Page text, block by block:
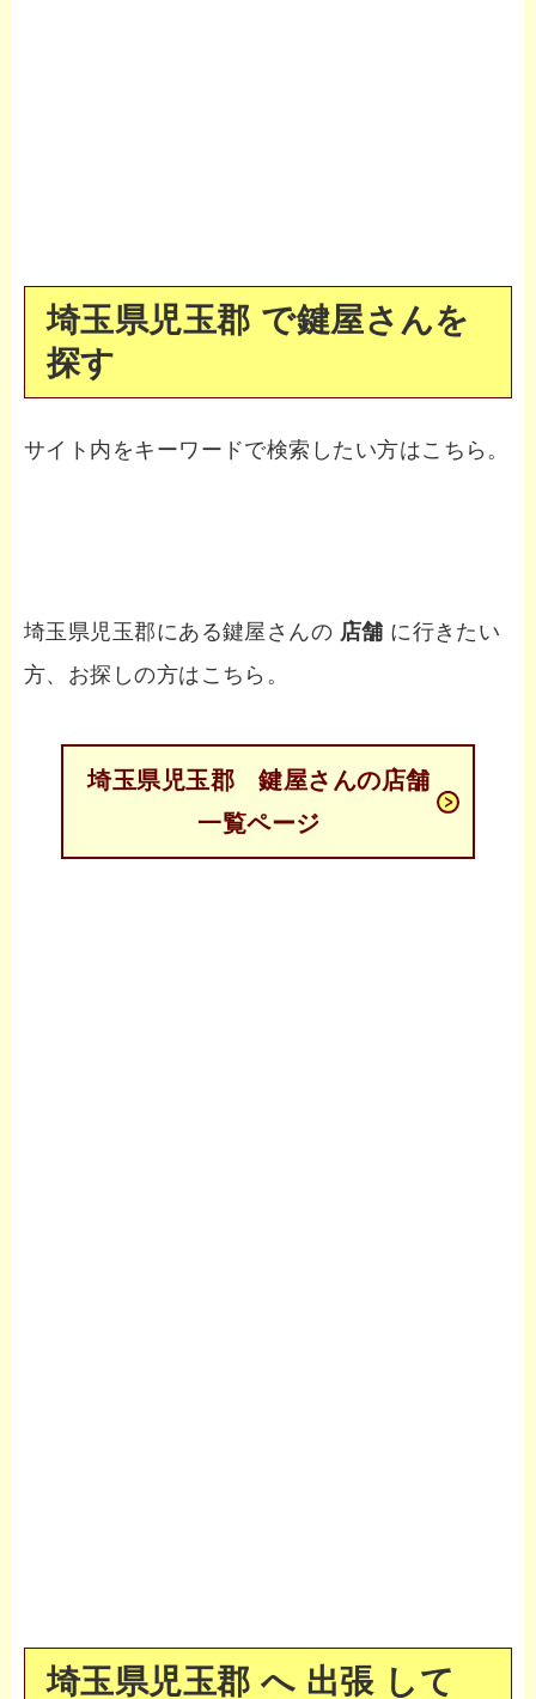
埼玉県児玉郡 で鍵屋さんを
探す
サイト内をキーワードで検索したい方はこちら。
埼玉県児玉郡にある鍵屋さんの 店舗 に行きたい
方、お探しの方はこちら。
埼玉県児玉郡 鍵屋さんの店舗
一覧ページ
埼玉県児玉郡 へ 出張 して